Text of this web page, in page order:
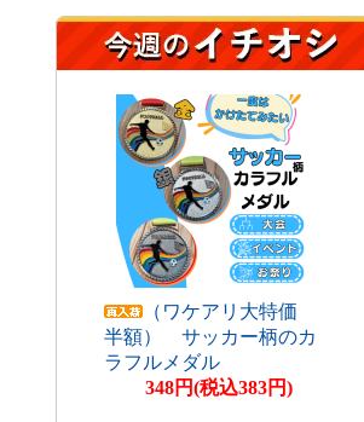
（ワケアリ大特価
半額） サッカー柄のカ
ラフルメダル
348円(税込383円)